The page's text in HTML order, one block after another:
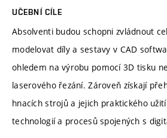
UČEBNÍ CÍLE
Absolventi budou schopni zvládnout
modelovat díly a sestavy v CAD
ohledem na výrobu pomocí 3D tisku
laserového řezání. Zároveň získají
hnacích strojů a jejich praktického
technologií a procesů spojených s